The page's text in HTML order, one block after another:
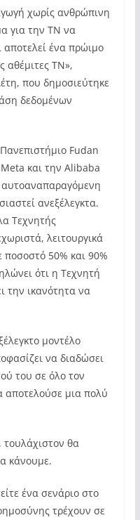
χωρίς ανθρώπινη
για την ΤΝ να
αποτελεί ένα πρώιμο
αθέμιτες ΤΝ»,
που δημοσιεύτηκε
δεδομένων
Fudan
και την Alibaba
αυτοαναπαραγόμενη
ανεξέλεγκτα.
Τεχνητής
λειτουργικά
50% και 90%
ότι η Τεχνητή
την ικανότητα να
μοντέλο
να διαδώσει
του σε όλο τον
αποτελούσε μια πολύ
θα
κάνουμε.
ένα σενάριο στο
τρέχουν σε